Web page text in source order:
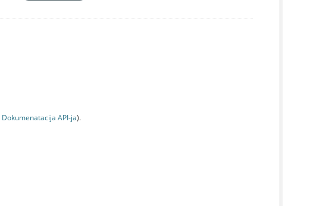
Dokumenаtаcijа API-jа).